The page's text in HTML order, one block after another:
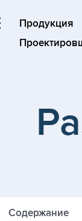
Продукция
Содержание